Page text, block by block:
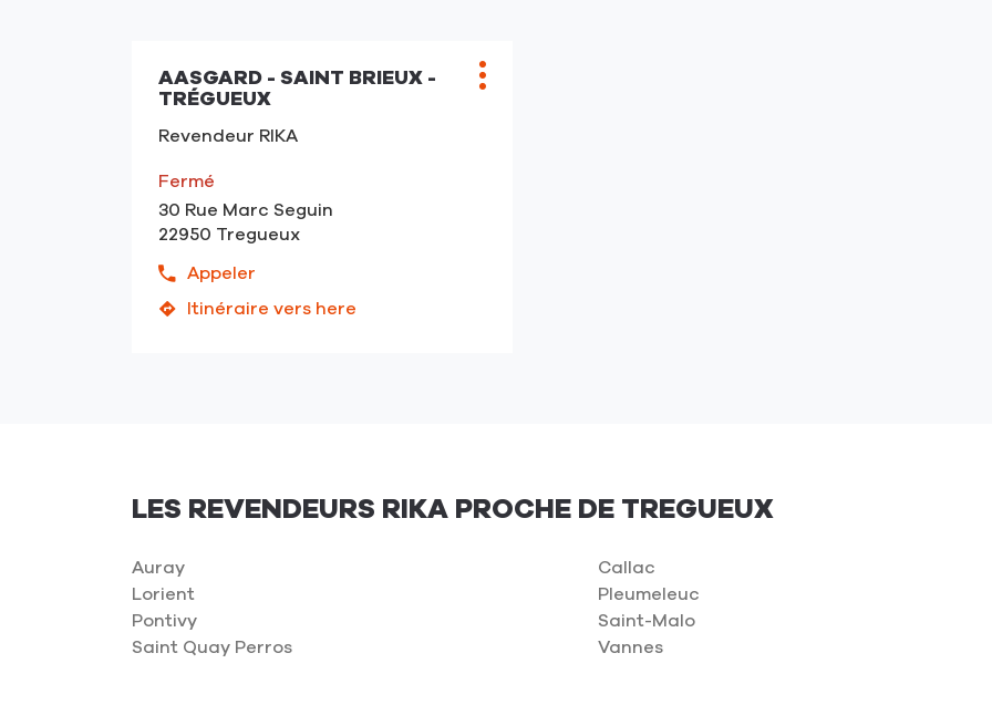
Point
de
vente
AASGARD - SAINT BRIEUX -
TRÉGUEUX
Revendeur RIKA
Fermé
30 Rue Marc Seguin
22950 Tregueux
Appeler
Afficher
le
AASGARD
Brieux
-
Trégueux
Itinéraire vers here
jusqu'au
-
Plus
LES REVENDEURS RIKA PROCHE DE TREGUEUX
Auray Callac
Lorient
Pleumeleuc
Pontivy
Saint-Malo
Saint Quay Perros
Vannes